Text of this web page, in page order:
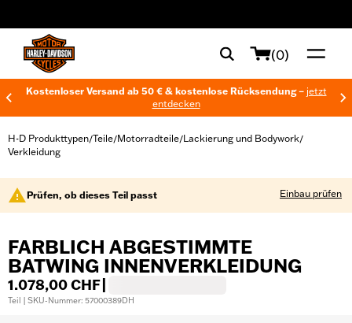
(0)
Kostenloser Versand ab 50 € & kostenlose Rücksendung – jetzt
entdecken
H-D Produkttypen/Teile/Motorradteile/Lackierung und Bodywork/
Verkleidung
Prüfen, ob dieses Teil passt Einbau prüfen
FARBLICH ABGESTIMMTE
BATWING INNENVERKLEIDUNG
1.078,00 CHF
Teil | SKU-Nummer: 57000389DH